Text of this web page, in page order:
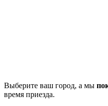
Выберите ваш город, а мы
время приезда.